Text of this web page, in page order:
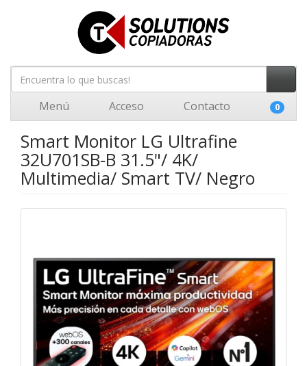
Menú Acceso Contacto 0
Smart Monitor LG Ultrafine
32U701SB-B 31.5"/ 4K/
Multimedia/ Smart TV/ Negro